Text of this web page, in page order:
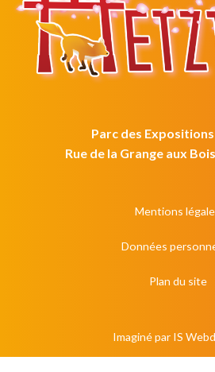
Parc des
Rue de la Grange aux
Mentions
Données
Plan du site
Imaginé par IS